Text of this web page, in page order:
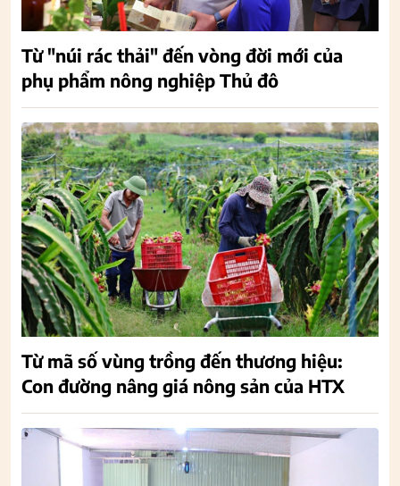
Từ "núi rác thải" đến vòng đời mới của
phụ phẩm nông nghiệp Thủ đô
Từ mã số vùng trồng đến thương hiệu:
Con đường nâng giá nông sản của HTX